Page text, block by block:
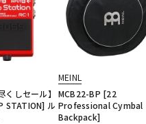
くしセール】
STATION] ル
MEINL
MCB22-BP [22
Professional Cymbal
Backpack]